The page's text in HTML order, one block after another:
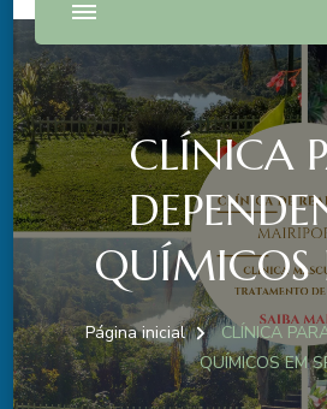
CLÍNICA
QUÍMICOS
Página inicial
CLÍNICA
QUÍMICOS EM